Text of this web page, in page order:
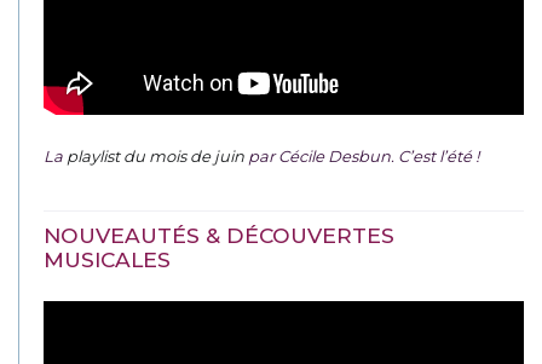
La playlist du mois de juin par Cécile Desbun. C’est l’été !
NOUVEAUTÉS & DÉCOUVERTES
MUSICALES